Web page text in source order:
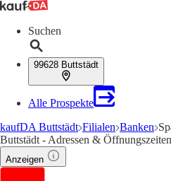
Suchen
99628 Buttstädt
Alle Prospekte
kaufDA Buttstädt Filialen Banken
Buttstädt - Adressen & Öffnungszeiten
Anzeigen